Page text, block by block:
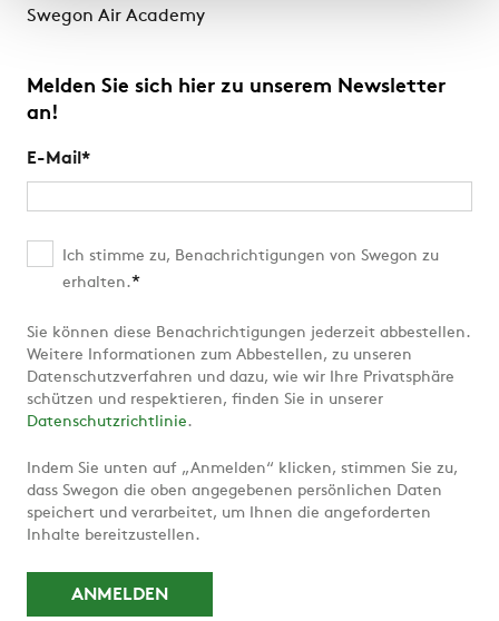
Swegon Air Academy
Melden Sie sich hier zu unserem Newsletter
an!
E-Mail *
Ich stimme zu, Benachrichtigungen von Swegon zu
erhalten.*
Sie können diese Benachrichtigungen jederzeit abbestellen.
Weitere Informationen zum Abbestellen, zu unseren
Datenschutzverfahren und dazu, wie wir Ihre Privatsphäre
schützen und respektieren, finden Sie in unserer
Datenschutzrichtlinie.
Indem Sie unten auf „Anmelden“ klicken, stimmen Sie zu,
dass Swegon die oben angegebenen persönlichen Daten
speichert und verarbeitet, um Ihnen die angeforderten
Inhalte bereitzustellen.